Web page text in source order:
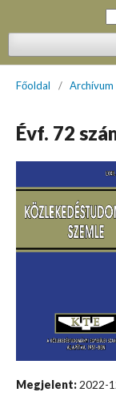
Főoldal / Archívum
Évf. 72
Megjelent: 2022-